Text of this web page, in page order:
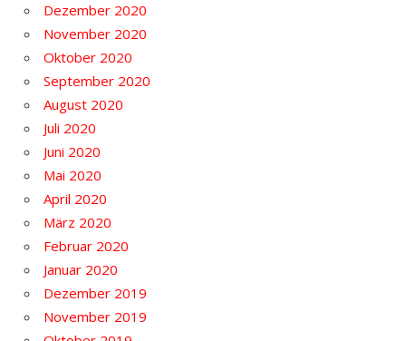
Dezember 2020
November 2020
Oktober 2020
September 2020
August 2020
Juli 2020
Juni 2020
Mai 2020
April 2020
März 2020
Februar 2020
Januar 2020
Dezember 2019
November 2019